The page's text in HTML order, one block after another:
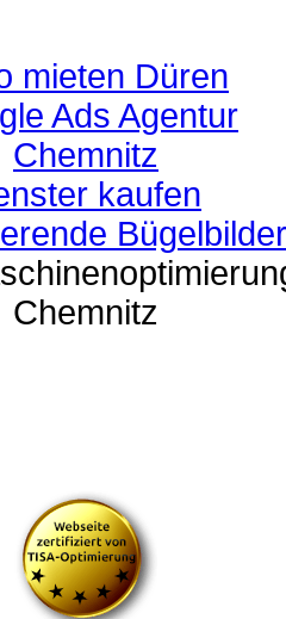
mieten Düren
Ads Agentur
Chemnitz
kaufen
Bügelbilder
Chemnitz